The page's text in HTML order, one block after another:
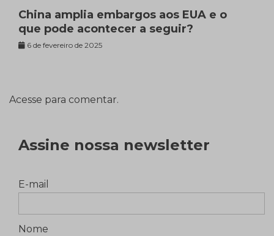
China amplia embargos aos EUA e o
que pode acontecer a seguir?
6 de fevereiro de 2025
Acesse para comentar.
Assine nossa newsletter
E-mail
Nome